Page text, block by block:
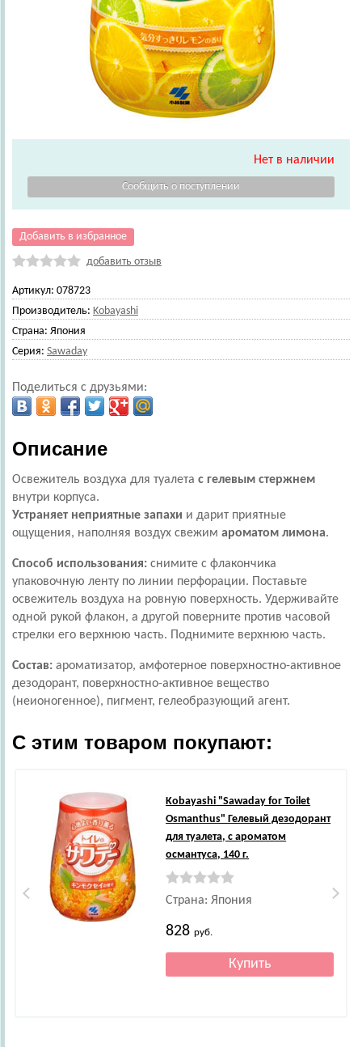
Нет в наличии
Добавить в избранное
добавить отзыв
Артикул: 078723
Производитель: Kobayashi
Страна: Япония
Серия: Sawaday
Поделиться с друзьями:
Описание
Освежитель воздуха для туалета с гелевым стержнем
внутри корпуса.
Устраняет неприятные запахи и дарит приятные
ощущения, наполняя воздух свежим ароматом лимона.
Способ использования: снимите с флакончика
упаковочную ленту по линии перфорации. Поставьте
освежитель воздуха на ровную поверхность. Удерживайте
одной рукой флакон, а другой поверните против часовой
стрелки его верхнюю часть. Поднимите верхнюю часть.
Состав: ароматизатор, амфотерное поверхностно-активное
дезодорант, поверхностно-активное вещество
(неионогенное), пигмент, гелеобразующий агент.
С этим товаром покупают:
Kobayashi "Sawaday for Toilet
Osmanthus" Гелевый дезодорант
для туалета, с ароматом
османтуса, 140 г.
Страна: Япония
828руб.